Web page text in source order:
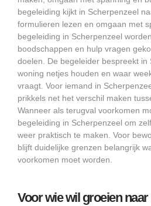
begeleiding kijkt in Scherpenzeel
formulieren lezen en omgaan met
begeleiding in Scherpenzeel
boodschappen en hulp vragen
doelen. De begeleider bespreekt in
woning netjes houden en waar
vraagt. Voor iemand in
prikkels net het verschil maken
Wanneer als terugval voorkomen
begeleiding in Scherpenzeel om
weer praktisch te maken. Voor
blijft duidelijke grenzen belangrijk
voorkomen moet worden.
Voor wie wil groeien